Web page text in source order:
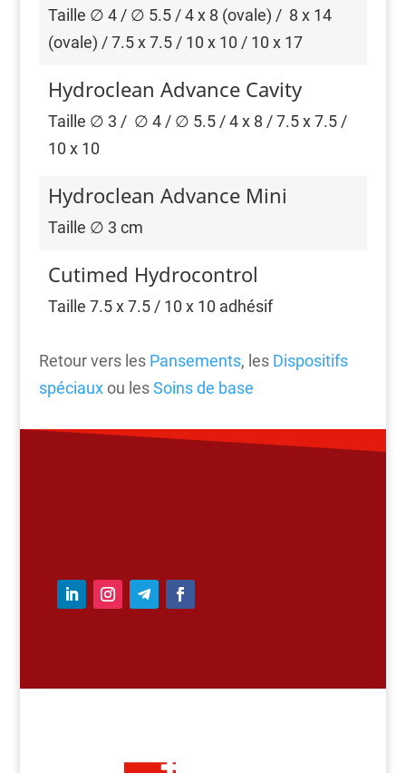
Taille ∅ 4 / ∅ 5.5 / 4 x 8 (ovale) / 8 x 14
(ovale) / 7.5 x 7.5 / 10 x 10 / 10 x 17
Hydroclean Advance Cavity
Taille ∅ 3 / ∅ 4 / ∅ 5.5 / 4 x 8 / 7.5 x 7.5 /
10 x 10
Hydroclean Advance Mini
Taille ∅ 3 cm
Cutimed Hydrocontrol
Taille 7.5 x 7.5 / 10 x 10 adhésif
Retour vers les Pansements, les Dispositifs
spéciauxou lesSoins de base